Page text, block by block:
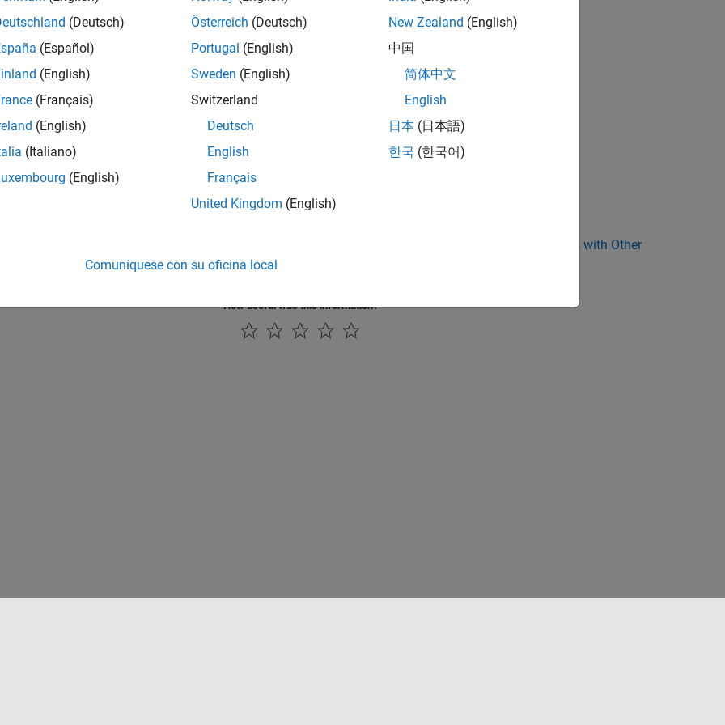
the Hardware Specific C/C++ Code
System Object Template
the Initialization, Output, and Termination
Output Port Properties
System Object
Sharing Device Driver Blocks with Other
How useful was this information?
(Deutsch)
(Español)
(English)
(Français)
(English)
(Italiano)
(English)
Österreich (Deutsch)
Portugal (English)
Sweden (English)
Switzerland
Deutsch
English
Français
United Kingdom (English)
New Zealand (English)
中国
简体中文
English
日本 (日本語)
한국 (한국어)
Comuníquese con su oficina local